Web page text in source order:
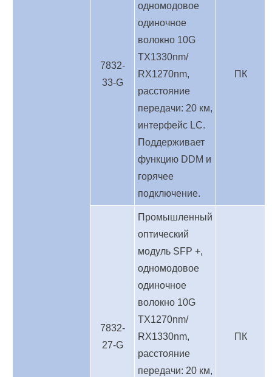
7832-
33-G
одномодовое
одиночное
волокно 10G
TX1330nm/
RX1270nm,
расстояние
передачи: 20 км,
интерфейс LC.
Поддерживает
функцию DDM и
горячее
подключение.
ПК
7832-
27-G
Промышленный
оптический
модуль SFP +,
одномодовое
одиночное
волокно 10G
TX1270nm/
RX1330nm,
расстояние
передачи: 20 км,
ПК